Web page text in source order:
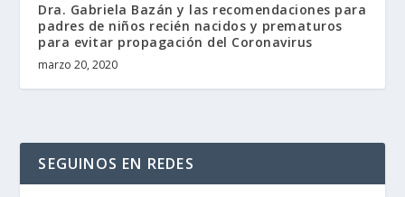
Dra. Gabriela Bazán y las recomendaciones para
padres de niños recién nacidos y prematuros
para evitar propagación del Coronavirus
marzo 20, 2020
SEGUINOS EN REDES